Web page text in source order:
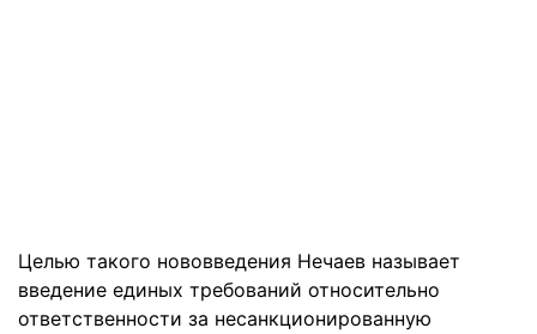
Целью такого нововведения Нечаев называет
введение единых требований относительно
ответственности за несанкционированную